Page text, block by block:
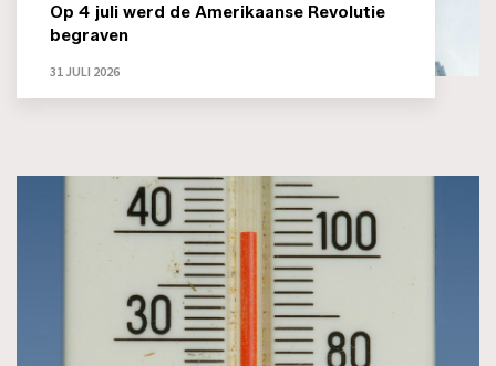
Op 4 juli werd de Amerikaanse Revolutie
begraven
31 JULI 2026